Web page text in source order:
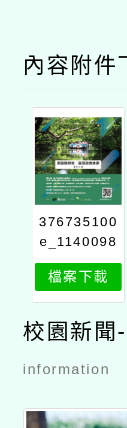
內容附件
376735100
e_1140098
120_attach
2
檔案下載
校園新聞
information